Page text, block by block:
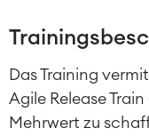
Das Training
Agile Release
Mehrwert zu